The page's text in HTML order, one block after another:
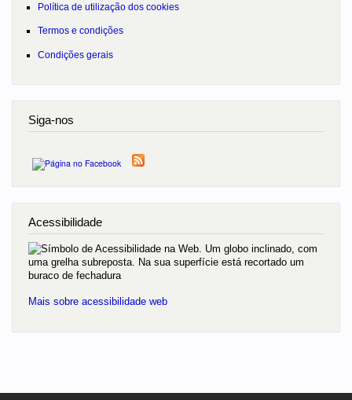
Política de utilização dos cookies
Termos e condições
Condições gerais
Siga-nos
Acessibilidade
Mais sobre acessibilidade web